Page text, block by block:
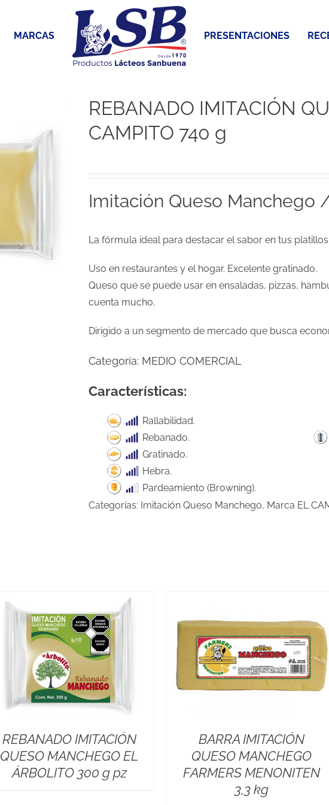
MARCAS PRESENTACIONES
REBANADO IMITACIÓN
CAMPITO 740 g
Imitación Queso Manchego
La fórmula ideal para destacar el sabor en tus platillos.
Uso en restaurantes y el hogar. Excelente gratinado.
Queso que se puede usar en ensaladas, pizzas,
cuenta mucho.
Dirigido a un segmento de mercado que busca
Categoría: MEDIO COMERCIAL
Características:
Rallabilidad.
Rebanado.
Gratinado.
Hebra.
Pardeamiento (Browning).
Categorías: Imitación Queso Manchego, Marca EL
REBANADO IMITACIÓN
QUESO MANCHEGO EL
ÁRBOLITO 300 g pz
BARRA IMITACIÓN
QUESO MANCHEGO
FARMERS MENONITEN
3,3 kg